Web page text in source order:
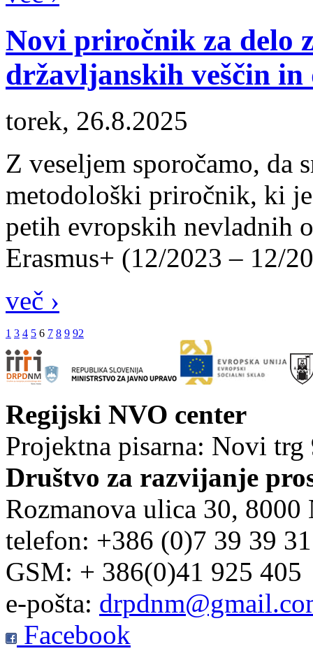
Novi priročnik za delo
državljanskih veščin
torek, 26.8.2025
Z veseljem sporočamo, da
metodološki priročnik, ki
petih evropskih nevladnih
Erasmus+ (12/2023 – 12/
več ›
1 3 4 5 6 7 8 9 92
Regijski NVO center
Projektna pisarna: Novi
Društvo za razvijanje
Rozmanova ulica 30, 8000
telefon: +386 (0)7 39 39
GSM: + 386(0)41 925 405
e-pošta:
Facebook